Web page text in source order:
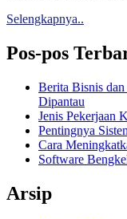
Selengkapnya..
Pos-pos
Berita Bisnis
Dipantau
Jenis Pekerjaan
Pentingnya
Cara
Software
Arsip